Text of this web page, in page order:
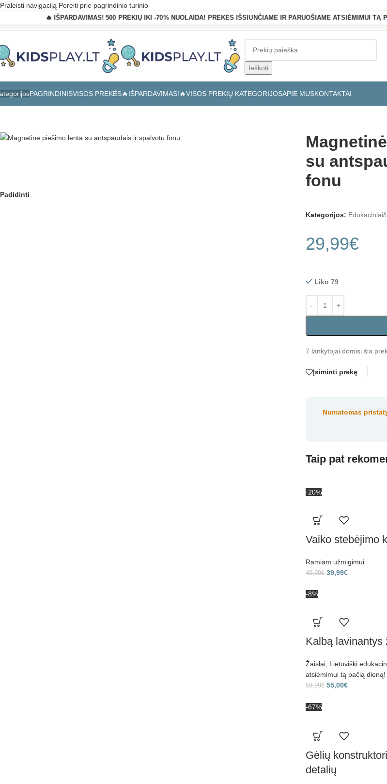
Praleisti navigaciją Pereiti prie pagrindinio turinio
🔥 IŠPARDAVIMAS! 500 PREKIŲ IKI -70% NUOLAIDA! PREKES IŠSIUNČIAME IR PARUOŠIAME ATSIĖMIMUI TĄ
Ieškoti
PAGRINDINISVISOS PREKĖS🔥IŠPARDAVIMAS!🔥VISOS PREKIŲ KATEGORIJOSAPIE MUSKONTAKTAI
Padidinti
su
fonu
Kategorijos:
29,99€
Liko 79
7 lankytojai domisi šia
Įsiminti prekę
Numatomas
Taip pat
-20%
Vaiko stebėjimo
Ramiam užmigimui
49,99€ 39,99€
-8%
Kalbą lavinantys
Žaislai Lietuviški
atsiėmimui tą pačią dieną!
59,99€ 55,00€
-67%
Gėlių
detalių